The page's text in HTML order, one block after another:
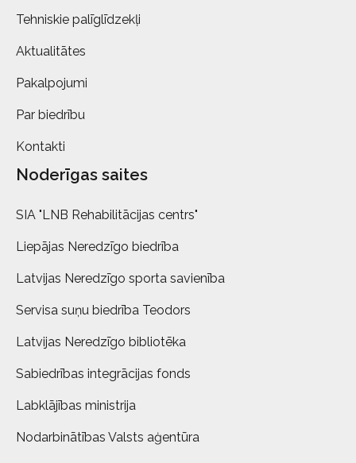
Tehniskie palīglīdzekļi
Aktualitātes
Pakalpojumi
Par biedrību
Kontakti
Noderīgas saites
SIA "LNB Rehabilitācijas centrs"
Liepājas Neredzīgo biedrība
Latvijas Neredzīgo sporta savienība
Servisa suņu biedrība Teodors
Latvijas Neredzīgo bibliotēka
Sabiedrības integrācijas fonds
Labklājības ministrija
Nodarbinātības Valsts aģentūra